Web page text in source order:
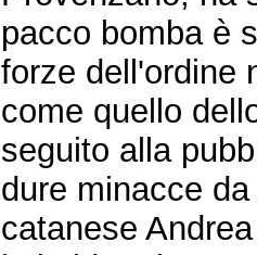
pacco bomba è
forze dell'ordine
come quello
seguito alla
dure minacce
catanese